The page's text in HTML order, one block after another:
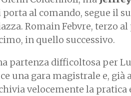
al comando, segue il
Romain Febvre, terzo
in quello successivo.
partenza difficoltosa per
una gara magistrale e, già
velocemente la pratica